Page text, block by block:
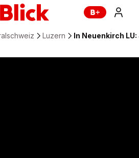
Luzern In Neuenkirch